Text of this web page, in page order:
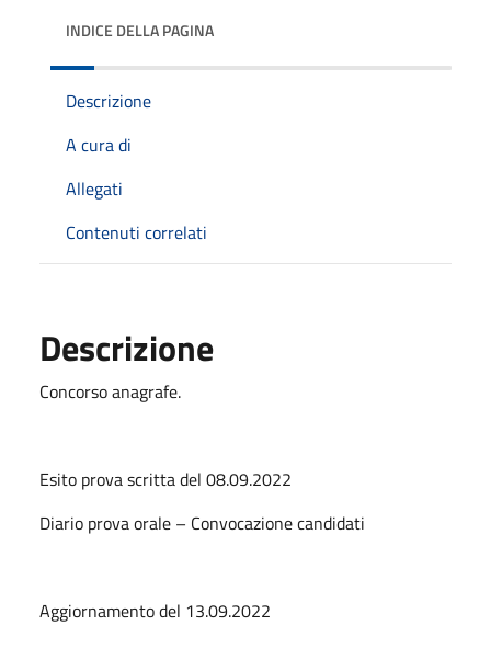
INDICE DELLA PAGINA
Descrizione
A cura di
Allegati
Contenuti correlati
Descrizione
Concorso anagrafe.
Esito prova scritta del 08.09.2022
Diario prova orale – Convocazione candidati
Aggiornamento del 13.09.2022